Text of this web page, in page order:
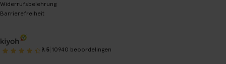
Widerrufsbelehrung
Barrierefreiheit
9.5 10940 beoordelingen